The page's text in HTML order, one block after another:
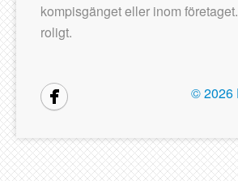
kompisgänget eller inom
roligt.
©2026